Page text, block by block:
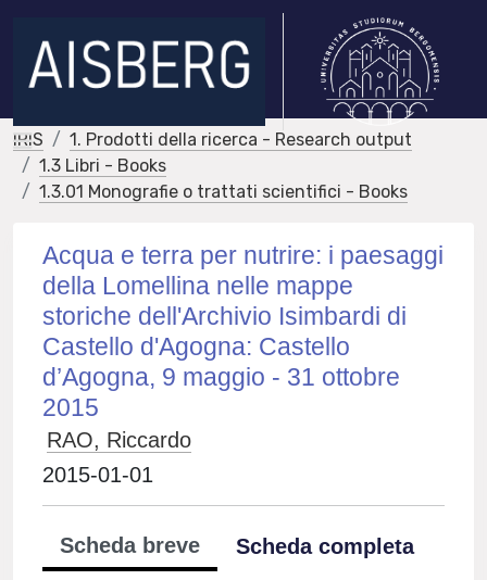
IRIS
1. Prodotti della ricerca - Research output
1.3 Libri - Books
1.3.01 Monografie o trattati scientifici - Books
Acqua e terra per nutrire: i paesaggi
della Lomellina nelle mappe
storiche dell'Archivio Isimbardi di
Castello d'Agogna: Castello
d’Agogna, 9 maggio - 31 ottobre
2015
RAO, Riccardo
2015-01-01
Scheda breve
Scheda completa